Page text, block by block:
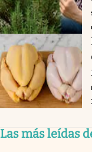
Las más leídas